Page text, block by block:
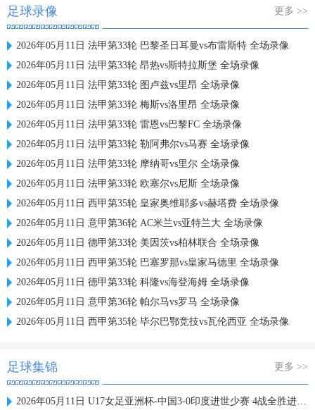
足球录像 更多 >>
2026年05月11日 法甲第33轮 巴黎圣日耳曼vs布雷斯特 全场录像
2026年05月11日 法甲第33轮 昂热vs斯特拉斯堡 全场录像
2026年05月11日 法甲第33轮 图卢兹vs里昂 全场录像
2026年05月11日 法甲第33轮 梅斯vs洛里昂 全场录像
2026年05月11日 法甲第33轮 雷恩vs巴黎FC 全场录像
2026年05月11日 法甲第33轮 勒阿弗尔vs马赛 全场录像
2026年05月11日 法甲第33轮 摩纳哥vs里尔 全场录像
2026年05月11日 法甲第33轮 欧塞尔vs尼斯 全场录像
2026年05月11日 西甲第35轮 皇家奥维耶多vs赫塔费 全场录像
2026年05月11日 意甲第36轮 AC米兰vs亚特兰大 全场录像
2026年05月11日 德甲第33轮 美因茨vs柏林联合 全场录像
2026年05月11日 西甲第35轮 巴塞罗那vs皇家马德里 全场录像
2026年05月11日 德甲第33轮 科隆vs海登海姆 全场录像
2026年05月11日 意甲第36轮 帕尔马vs罗马 全场录像
2026年05月11日 西甲第35轮 毕尔巴鄂竞技vs瓦伦西亚 全场录像
足球集锦 更多 >>
2026年05月11日 U17女足亚洲杯-中国3-0印度进世少赛 4战全胜进18球 半决赛战朝鲜